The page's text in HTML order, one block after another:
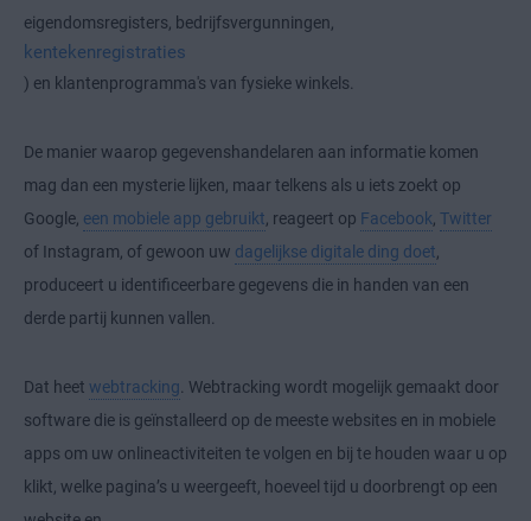
eigendomsregisters, bedrijfsvergunningen,
kentekenregistraties
) en klantenprogramma's van fysieke winkels.
De manier waarop gegevenshandelaren aan informatie komen
mag dan een mysterie lijken, maar telkens als u iets zoekt op
Google, een mobiele app gebruikt, reageert op Facebook, Twitter
of Instagram, of gewoon uw dagelijkse digitale ding doet,
produceert u identificeerbare gegevens die in handen van een
derde partij kunnen vallen.
Dat heet webtracking. Webtracking wordt mogelijk gemaakt door
software die is geïnstalleerd op de meeste websites en in mobiele
apps om uw onlineactiviteiten te volgen en bij te houden waar u op
klikt, welke pagina’s u weergeeft, hoeveel tijd u doorbrengt op een